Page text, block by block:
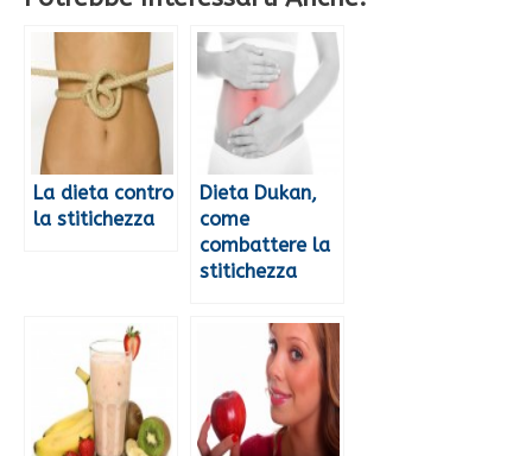
La dieta contro
la stitichezza
Dieta Dukan,
come
combattere la
stitichezza